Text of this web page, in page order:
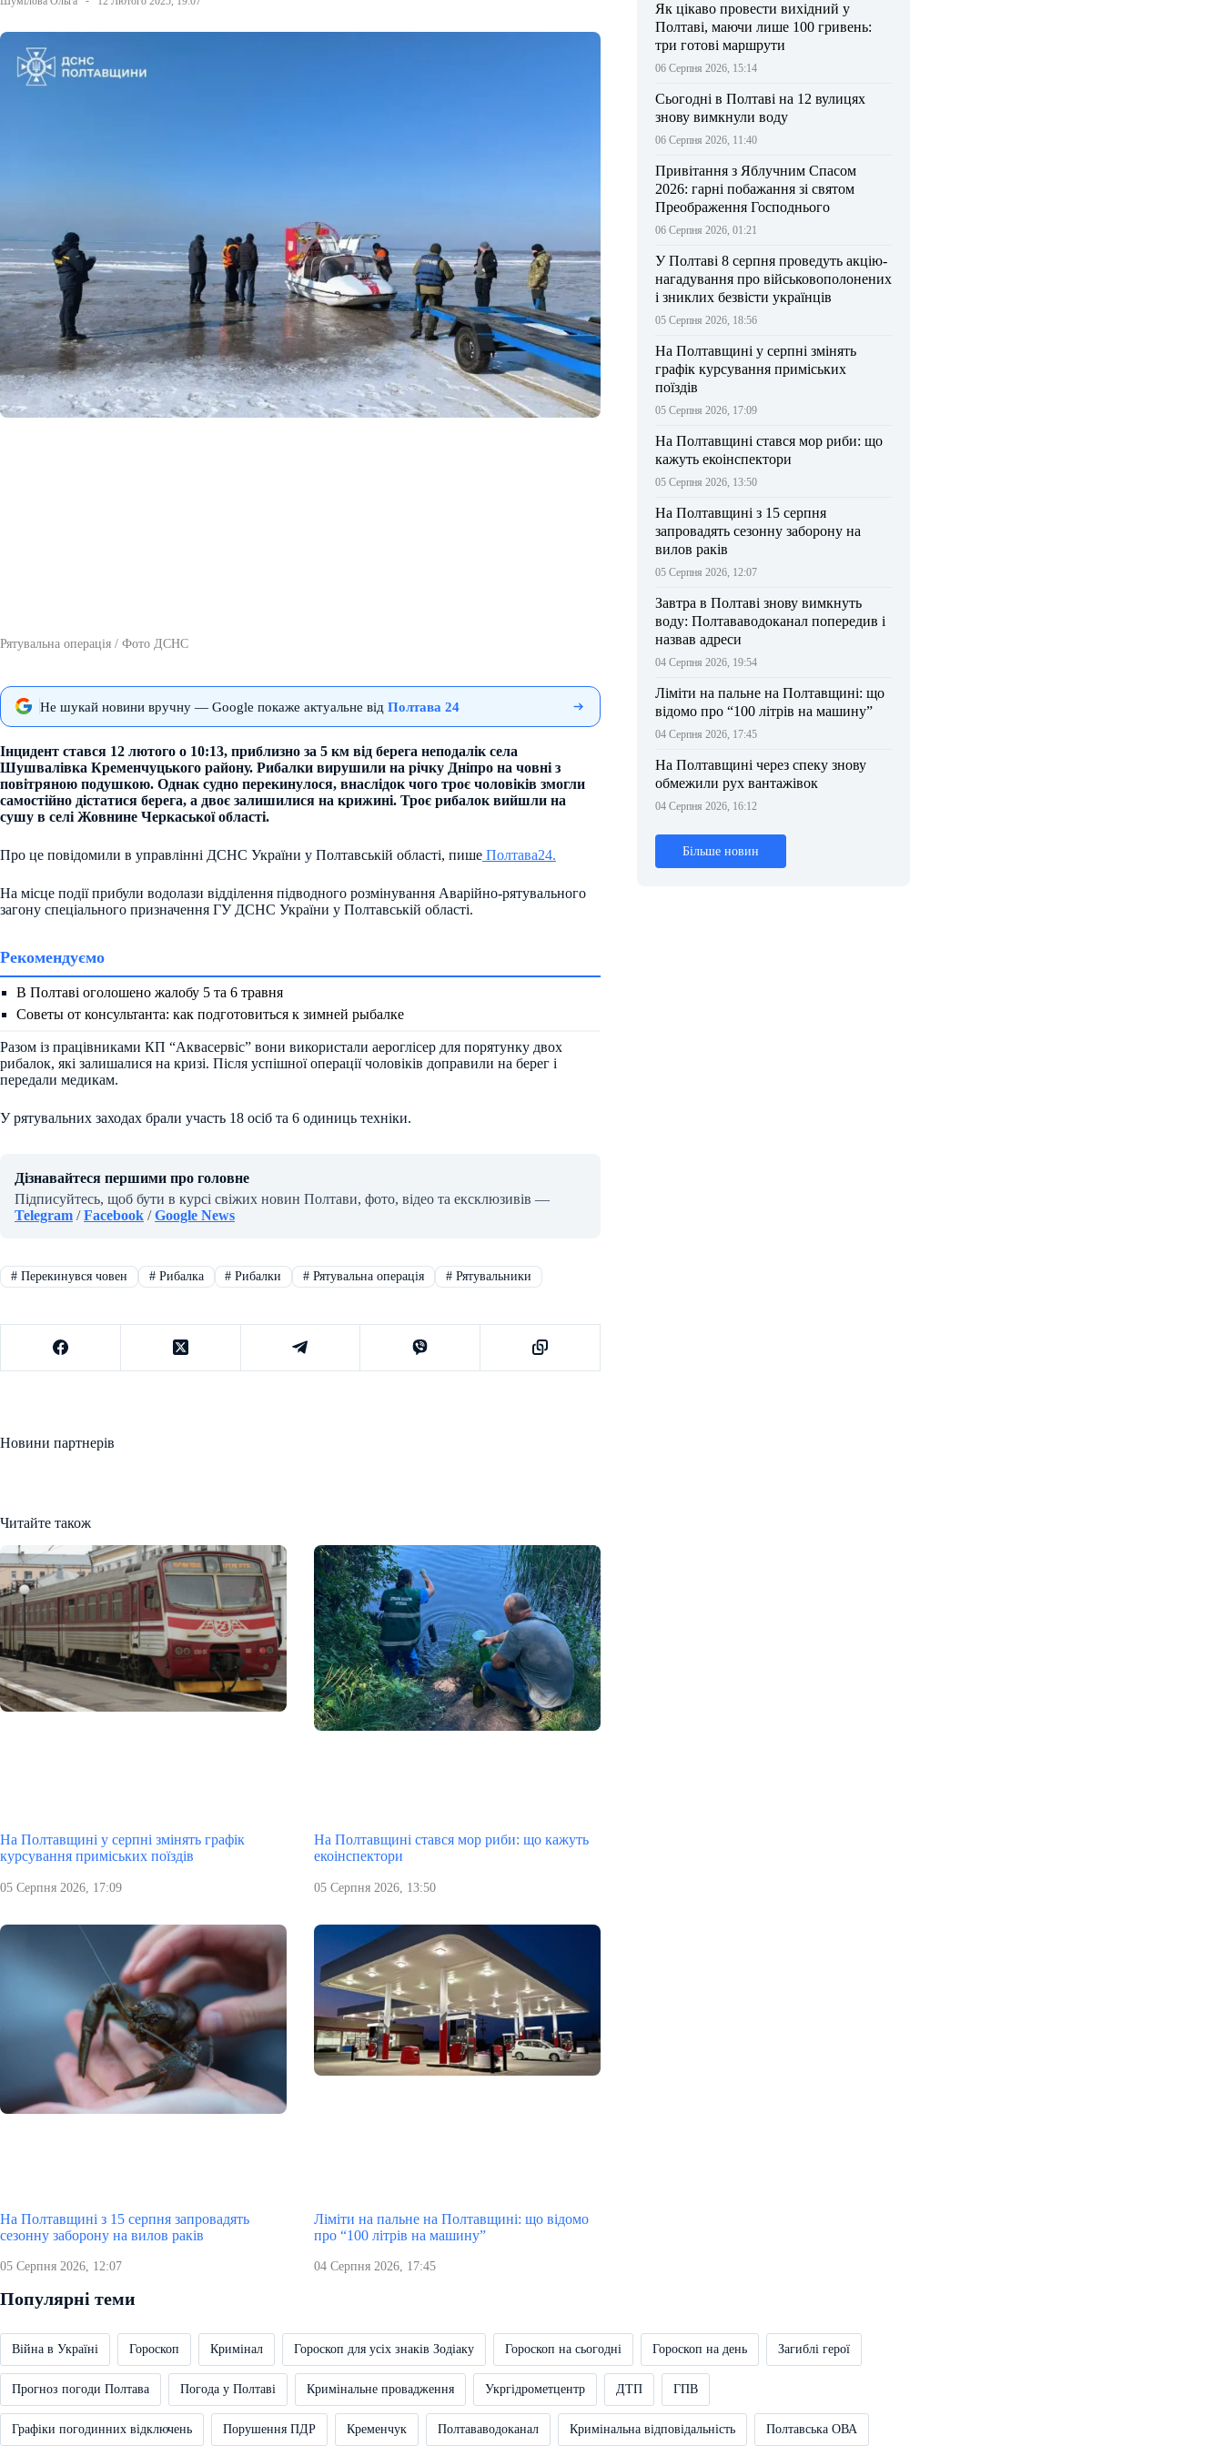
Рятувальна операція / Фото ДСНС
Не шукай новини вручну — Google покаже актуальне від Полтава 24
Інцидент стався 12 лютого о 10:13, приблизно за 5 км від берега неподалік села
Шушвалівка Кременчуцького району. Рибалки вирушили на річку Дніпро на човні з
повітряною подушкою. Однак судно перекинулося, внаслідок чого троє чоловіків змогли
самостійно дістатися берега, а двоє залишилися на крижині. Троє рибалок вийшли на
сушу в селі Жовнине Черкаської області.
Про це повідомили в управлінні ДСНС України у Полтавській області, пише Полтава24.
На місце події прибули водолази відділення підводного розмінування Аварійно-рятувального
загону спеціального призначення ГУ ДСНС України у Полтавській області.
Рекомендуємо
В Полтаві оголошено жалобу 5 та 6 травня
Советы от консультанта: как подготовиться к зимней рыбалке
Разом із працівниками КП “Аквасервіс” вони використали аероглісер для порятунку двох
рибалок, які залишалися на кризі. Після успішної операції чоловіків доправили на берег і
передали медикам.
У рятувальних заходах брали участь 18 осіб та 6 одиниць техніки.
Дізнавайтеся першими про головне
Підписуйтесь, щоб бути в курсі свіжих новин Полтави, фото, відео та ексклюзивів —
Telegram /Facebook /Google News
#Перекинувся човен #Рибалка # Рибалки # Рятувальна операція # Рятувальники
Новини партнерів
Читайте також
На Полтавщині у серпні змінять графік
курсування приміських поїздів
05 Серпня 2026, 17:09
На Полтавщині стався мор риби: що кажуть
екоінспектори
05 Серпня 2026, 13:50
На Полтавщині з 15 серпня запровадять
сезонну заборону на вилов раків
05 Серпня 2026, 12:07
Ліміти на пальне на Полтавщині: що відомо
про “100 літрів на машину”
04 Серпня 2026, 17:45
Як цікаво провести вихідний у
Полтаві, маючи лише 100 гривень:
три готові маршрути
06 Серпня 2026, 15:14
Сьогодні в Полтаві на 12 вулицях
знову вимкнули воду
06 Серпня 2026, 11:40
Привітання з Яблучним Спасом
2026: гарні побажання зі святом
Преображення Господнього
06 Серпня 2026, 01:21
У Полтаві 8 серпня проведуть акцію-
нагадування про військовополонених
і зниклих безвісти українців
05 Серпня 2026, 18:56
На Полтавщині у серпні змінять
графік курсування приміських
поїздів
05 Серпня 2026, 17:09
На Полтавщині стався мор риби: що
кажуть екоінспектори
05 Серпня 2026, 13:50
На Полтавщині з 15 серпня
запровадять сезонну заборону на
вилов раків
05 Серпня 2026, 12:07
Завтра в Полтаві знову вимкнуть
воду: Полтававодоканал попередив і
назвав адреси
04 Серпня 2026, 19:54
Ліміти на пальне на Полтавщині: що
відомо про “100 літрів на машину”
04 Серпня 2026, 17:45
На Полтавщині через спеку знову
обмежили рух вантажівок
04 Серпня 2026, 16:12
Більше новин
Популярні теми
Війна в Україні Гороскоп Кримінал Гороскоп для усіх знаків Зодіаку Гороскоп на сьогодні Гороскоп на день Загиблі герої
Прогноз погоди Полтава Погода у Полтаві Кримінальне провадження Укргідрометцентр ДТП ГПВ
Графіки погодинних відключень Порушення ПДР Кременчук Полтававодоканал Кримінальна відповідальність Полтавська ОВА